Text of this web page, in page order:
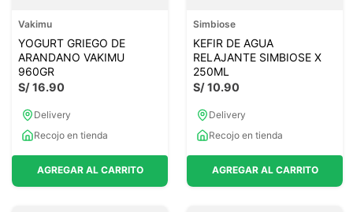
Vakimu
YOGURT GRIEGO DE
ARANDANO VAKIMU
960GR
S/16.90
Delivery
Recojo en tienda
AGREGAR AL CARRITO
Simbiose
KEFIR DE AGUA
RELAJANTE SIMBIOSE X
250ML
S/10.90
Delivery
Recojo en tienda
AGREGAR AL CARRITO